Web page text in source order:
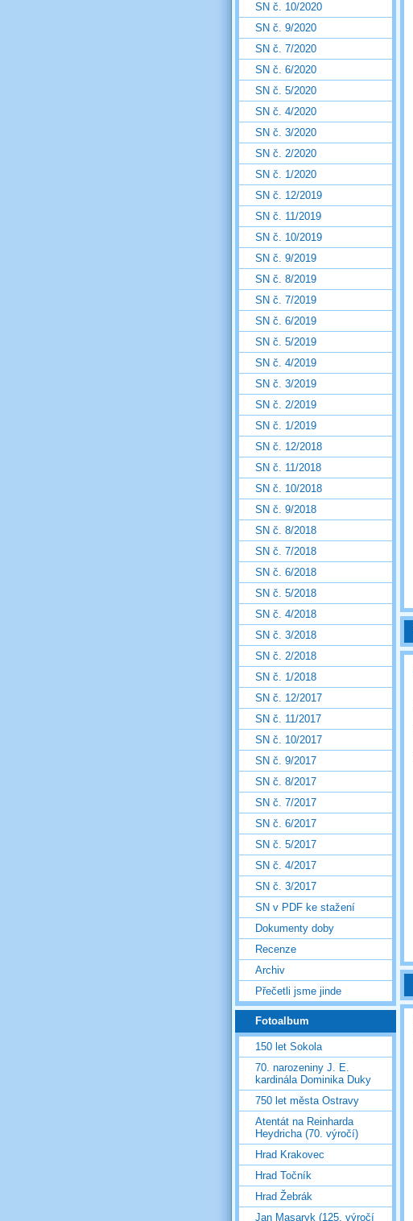
SN č. 10/2020
SN č. 9/2020
SN č. 7/2020
SN č. 6/2020
SN č. 5/2020
SN č. 4/2020
SN č. 3/2020
SN č. 2/2020
SN č. 1/2020
SN č. 12/2019
SN č. 11/2019
SN č. 10/2019
SN č. 9/2019
SN č. 8/2019
SN č. 7/2019
SN č. 6/2019
SN č. 5/2019
SN č. 4/2019
SN č. 3/2019
SN č. 2/2019
SN č. 1/2019
SN č. 12/2018
SN č. 11/2018
SN č. 10/2018
SN č. 9/2018
SN č. 8/2018
SN č. 7/2018
SN č. 6/2018
SN č. 5/2018
SN č. 4/2018
SN č. 3/2018
SN č. 2/2018
SN č. 1/2018
SN č. 12/2017
SN č. 11/2017
SN č. 10/2017
SN č. 9/2017
SN č. 8/2017
SN č. 7/2017
SN č. 6/2017
SN č. 5/2017
SN č. 4/2017
SN č. 3/2017
SN v PDF ke stažení
Dokumenty doby
Recenze
Archiv
Přečetli jsme jinde
Fotoalbum
150 let Sokola
70. narozeniny J. E.
kardinála Dominika Duky
750 let města Ostravy
Atentát na Reinharda
Heydricha (70. výročí)
Hrad Krakovec
Hrad Točník
Hrad Žebrák
Jan Masaryk (125. výročí